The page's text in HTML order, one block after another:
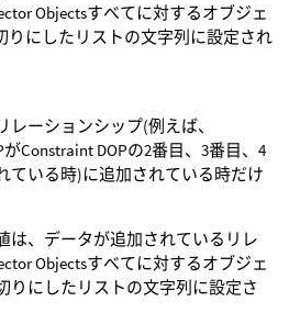
Objectsすべてに対するオブジェ
りにしたリストの文字列に設定され
レーションシップ(例えば、
がConstraint DOPの2番目、3番目、4
ている時)に追加されている時だけ
は、データが追加されているリレ
Objectsすべてに対するオブジェ
りにしたリストの文字列に設定さ